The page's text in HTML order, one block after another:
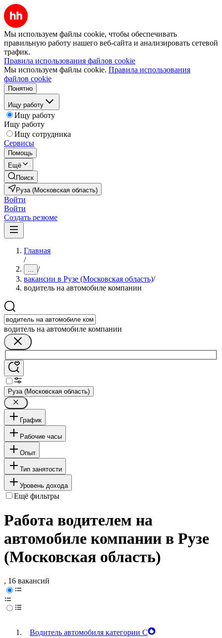
Мы используем файлы cookie, чтобы обеспечивать
правильную работу нашего веб-сайта и анализировать сетевой
трафик.
Правила использования файлов cookie
Мы используем файлы cookie. Правила использования
файлов cookie
Понятно
Ищу работу
Ищу работу
Ищу работу
Ищу сотрудника
Сервисы
Помощь
Ещё
Поиск
Руза (Московская область)
Войти
Войти
Создать резюме
Главная
/
... /
вакансии в Рузе (Московская область)/
водитель на автомобиле компании
водитель на автомобиле компании
Руза (Московская область)
График
Рабочие часы
Опыт
Тип занятости
Уровень дохода
Ещё фильтры
Работа водителем на
автомобиле компании в Рузе
(Московская область)
, 16 вакансий
Водитель автомобиля категории С